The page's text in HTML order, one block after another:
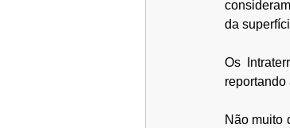
da
Os
Não muito